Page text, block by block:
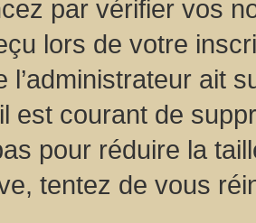
par vérifier vos
lors de votre
l’administrateur ait
est courant de
pour réduire la
tentez de vous